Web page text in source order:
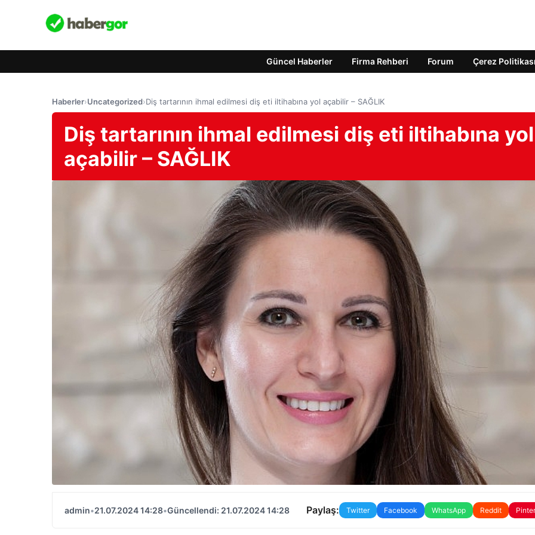
Güncel Haberler Firma Rehberi Forum Çerez Politikası
Haberler›Uncategorized›Diş tartarının ihmal edilmesi diş eti iltihabına yol açabilir – SAĞLIK
Diş tartarının ihmal edilmesi diş eti iltihabına yol
açabilir – SAĞLIK
admin•21.07.2024 14:28•Güncellendi: 21.07.2024 14:28 Paylaş: Twitter Facebook WhatsApp Reddit